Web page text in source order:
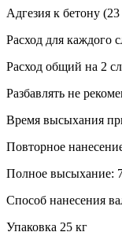
Адгезия к бетону
Расход для каждого
Расход общий на 2
Разбавлять не
Время высыхания
Повторное
Полное высыхание:
Способ нанесения
Упаковка 25 кг